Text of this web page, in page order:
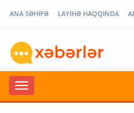
ANA SƏHİFƏ LAYİHƏ HAQQINDA